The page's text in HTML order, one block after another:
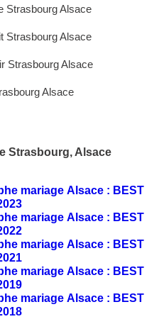
Strasbourg Alsace
Strasbourg Alsace
Strasbourg Alsace
Alsace
Strasbourg, Alsace
mariage Alsace : BEST
mariage Alsace : BEST
mariage Alsace : BEST
mariage Alsace : BEST
mariage Alsace : BEST